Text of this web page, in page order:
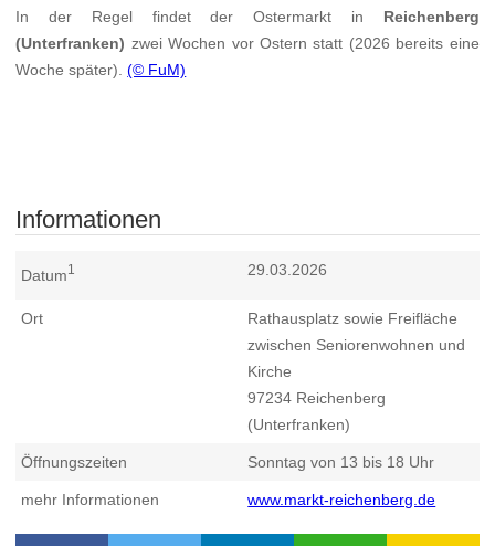
In der Regel findet der Ostermarkt in Reichenberg
(Unterfranken) zwei Wochen vor Ostern statt (2026 bereits eine
Woche später).(© FuM)
Informationen
Datum1 29.03.2026
Ort
Rathausplatz sowie Freifläche
zwischen Seniorenwohnen und
Kirche
97234 Reichenberg
(Unterfranken)
Öffnungszeiten Sonntag von 13 bis 18 Uhr
mehr Informationen www.markt-reichenberg.de